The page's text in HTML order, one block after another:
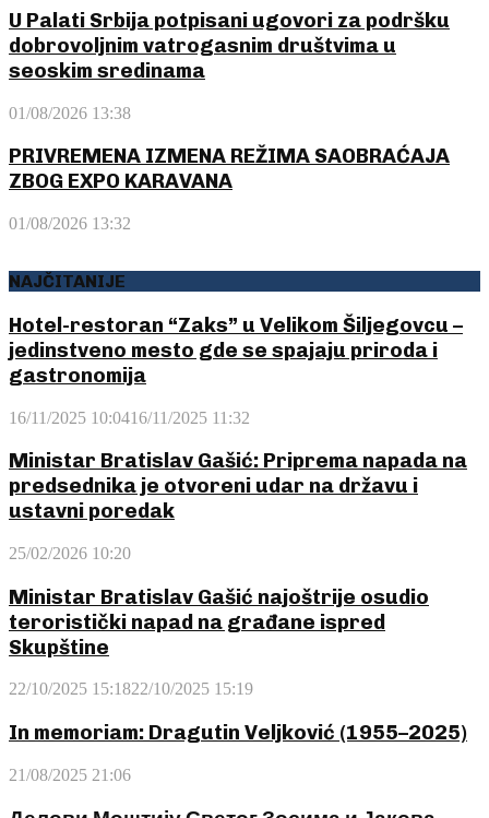
U Palati Srbija potpisani ugovori za podršku
dobrovoljnim vatrogasnim društvima u
seoskim sredinama
01/08/2026 13:38
PRIVREMENA IZMENA REŽIMA SAOBRAĆAJA
ZBOG EXPO KARAVANA
01/08/2026 13:32
NAJČITANIJE
Hotel-restoran “Zaks” u Velikom Šiljegovcu –
jedinstveno mesto gde se spajaju priroda i
gastronomija
16/11/2025 10:0416/11/2025 11:32
Ministar Bratislav Gašić: Priprema napada na
predsednika je otvoreni udar na državu i
ustavni poredak
25/02/2026 10:20
Ministar Bratislav Gašić najoštrije osudio
teroristički napad na građane ispred
Skupštine
22/10/2025 15:1822/10/2025 15:19
In memoriam: Dragutin Veljković (1955–2025)
21/08/2025 21:06